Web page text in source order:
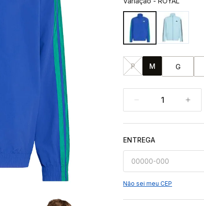
P M G
1
ENTREGA
Não sei meu CEP